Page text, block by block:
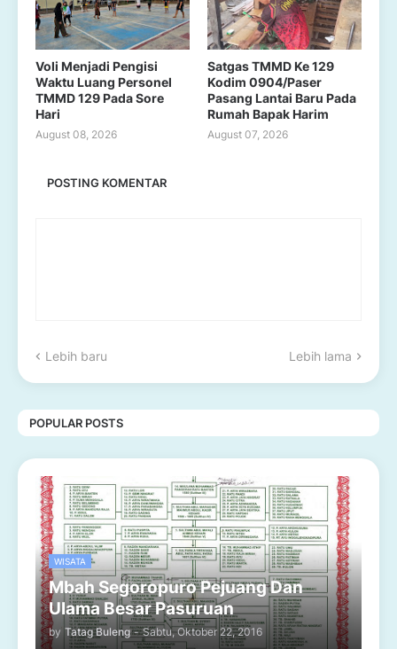
Voli Menjadi Pengisi
Waktu Luang Personel
TMMD 129 Pada Sore
Hari
August 08, 2026
Satgas TMMD Ke 129
Kodim 0904/Paser
Pasang Lantai Baru Pada
Rumah Bapak Harim
August 07, 2026
POSTING KOMENTAR
Lebih baru Lebih lama
POPULAR POSTS
WISATA
Mbah Segoropuro Pejuang Dan
Ulama Besar Pasuruan
by Tatag Buleng - Sabtu, Oktober 22, 2016